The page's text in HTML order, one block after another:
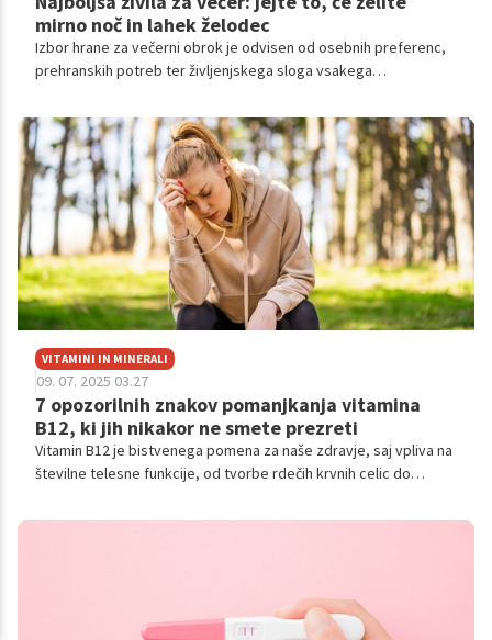
mirno noč in lahek želodec
Izbor hrane za večerni obrok je odvisen od osebnih preferenc,
prehranskih potreb ter življenjskega sloga vsakega
mastnih obrokov, saj to lahko oteži spanec.
VITAMINI IN MINERALI
09. 07. 2025 03.27
7 opozorilnih znakov pomanjkanja vitamina
B12, ki jih nikakor ne smete prezreti
Vitamin B12 je bistvenega pomena za naše zdravje, saj vpliva na
številne telesne funkcije, od tvorbe rdečih krvnih celic do
nakazujejo pomanjkanje tega pomembnega vitamina, kot so